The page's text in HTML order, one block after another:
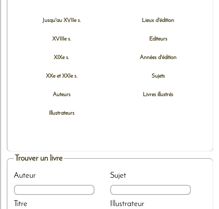
Jusqu'au XVIIe s.
XVIIIe s.
XIXe s.
XXe et XXIe s.
Auteurs
Illustrateurs
Lieux d'édition
Editeurs
Années d'édition
Sujets
Livres illustrés
Trouver un livre
Auteur
Titre
Sujet
Illustrateur